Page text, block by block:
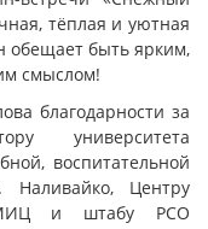
тёплая и уютная
обещает быть ярким,
смыслом!
благодарности за
университета
воспитательной
Центру
и штабу РСО